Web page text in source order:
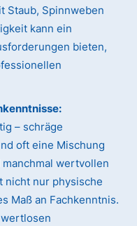
Staub, Spinnweben
kann ein
bieten,
– schräge
oft eine Mischung
wertvollen
nicht nur physische
Maß an Fachkenntnis.